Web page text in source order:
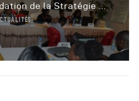
de la Stratégie ...